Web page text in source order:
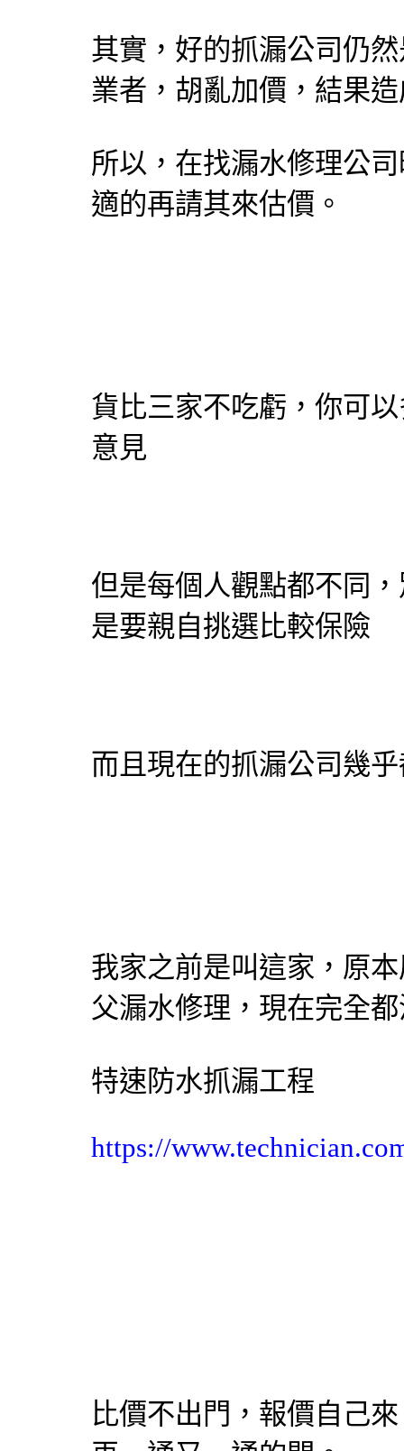
其實，好的抓漏公司仍
業者，胡亂加價，結果
所以，在找漏水修理公
適的再請其來估價。
貨比三家不吃虧，你可
意見
但是每個人觀點都不同
是要親自挑選比較保險
而且現在的抓漏公司幾
我家之前是叫這家，原
父漏水修理 ，現在完全
特速防水抓漏工程
https://
比價不出門，報價自己